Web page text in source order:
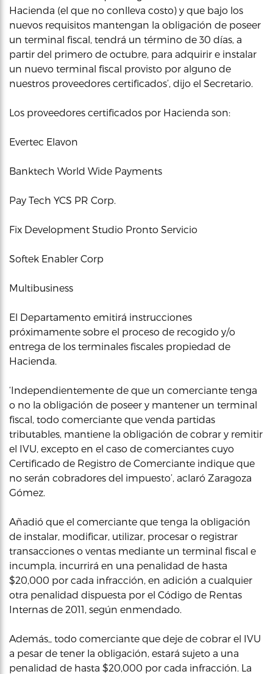
Hacienda (el que no conlleva costo) y que bajo los
nuevos requisitos mantengan la obligación de poseer
un terminal fiscal, tendrá un término de 30 días, a
partir del primero de octubre, para adquirir e instalar
un nuevo terminal fiscal provisto por alguno de
nuestros proveedores certificados’, dijo el Secretario.
Los proveedores certificados por Hacienda son:
Evertec Elavon
Banktech World Wide Payments
Pay Tech YCS PR Corp.
Fix Development Studio Pronto Servicio
Softek Enabler Corp
Multibusiness
El Departamento emitirá instrucciones
próximamente sobre el proceso de recogido y/o
entrega de los terminales fiscales propiedad de
Hacienda.
‘Independientemente de que un comerciante tenga
o no la obligación de poseer y mantener un terminal
fiscal, todo comerciante que venda partidas
tributables, mantiene la obligación de cobrar y remitir
el IVU, excepto en el caso de comerciantes cuyo
Certificado de Registro de Comerciante indique que
no serán cobradores del impuesto’, aclaró Zaragoza
Gómez.
Añadió que el comerciante que tenga la obligación
de instalar, modificar, utilizar, procesar o registrar
transacciones o ventas mediante un terminal fiscal e
incumpla, incurrirá en una penalidad de hasta
$20,000 por cada infracción, en adición a cualquier
otra penalidad dispuesta por el Código de Rentas
Internas de 2011, según enmendado.
Además,, todo comerciante que deje de cobrar el IVU
a pesar de tener la obligación, estará sujeto a una
penalidad de hasta $20,000 por cada infracción. La